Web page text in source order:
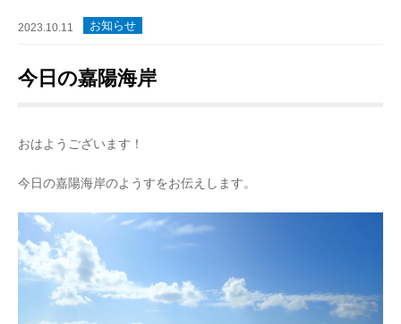
2023.10.11 お知らせ
今日の嘉陽海岸
おはようございます！
今日の嘉陽海岸のようすをお伝えします。